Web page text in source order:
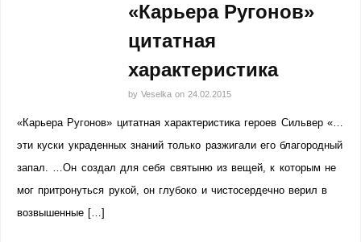
«Карьера Ругонов»
цитатная
характеристика
by Veselka on 24.02.2015
«Карьера Ругонов» цитатная характеристика героев Сильвер «…
эти куски украденных знаний только разжигали его благородный
запал. …Он создал для себя святыню из вещей, к которым не
мог притронуться рукой, он глубоко и чистосердечно верил в
возвышенные […]